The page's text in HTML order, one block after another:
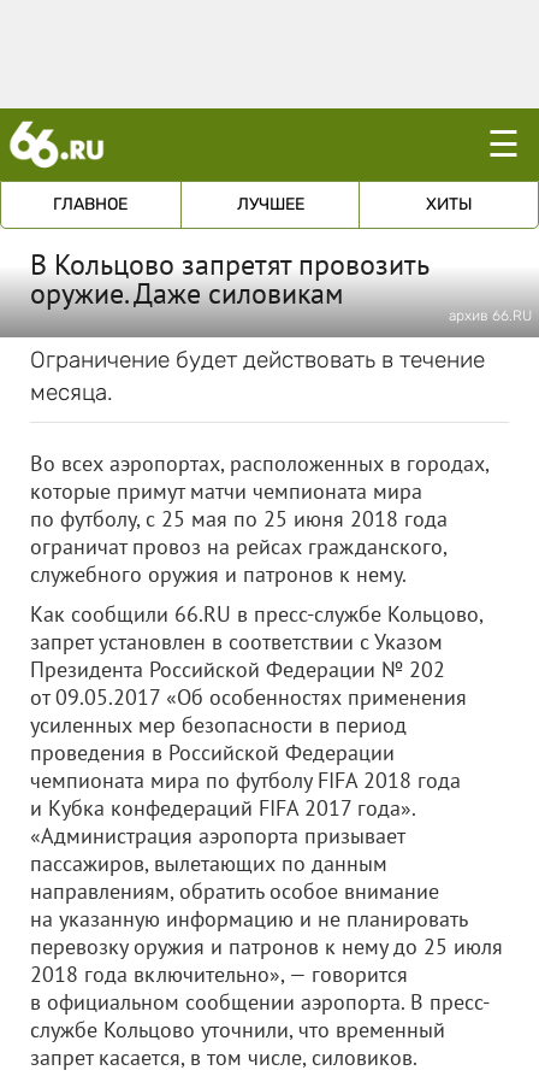
☰
ГЛАВНОЕ ЛУЧШЕЕ ХИТЫ
В Кольцово запретят провозить
оружие. Даже силовикам
архив 66.RU
Ограничение будет действовать в течение
месяца.
Во всех аэропортах, расположенных в городах,
которые примут матчи чемпионата мира
по футболу, с 25 мая по 25 июня 2018 года
ограничат провоз на рейсах гражданского,
служебного оружия и патронов к нему.
Как сообщили 66.RU в пресс-службе Кольцово,
запрет установлен в соответствии с Указом
Президента Российской Федерации № 202
от 09.05.2017 «Об особенностях применения
усиленных мер безопасности в период
проведения в Российской Федерации
чемпионата мира по футболу FIFA 2018 года
и Кубка конфедераций FIFA 2017 года».
«Администрация аэропорта призывает
пассажиров, вылетающих по данным
направлениям, обратить особое внимание
на указанную информацию и не планировать
перевозку оружия и патронов к нему до 25 июля
2018 года включительно», — говорится
в официальном сообщении аэропорта. В пресс-
службе Кольцово уточнили, что временный
запрет касается, в том числе, силовиков.